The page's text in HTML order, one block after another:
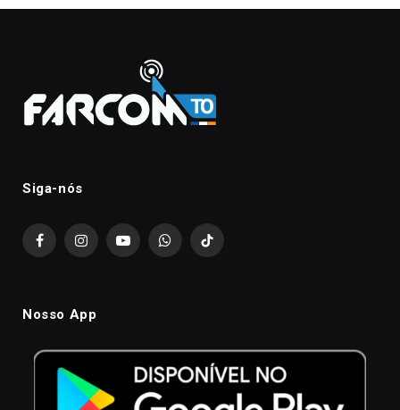
Siga-nós
FacebookInstagramYouTubeWhatsAppTikTok
Nosso App